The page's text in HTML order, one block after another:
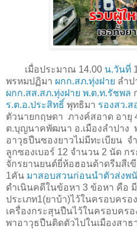
เมื่อประมาณ 14.00 น.วันที่
พรหมปฏิมา ผกก.สภ.ทุ่งฝาย ลำป
ผกก.สส.สภ.ทุ่งฝาย พ.ต.ท.รัชพล
ร.ต.อ.ประสิทธิ์ พุทธิมา รองสว.ส
ตัวนายกฤษดา ภางค์สอาด อายุ
ต.บุญนาคพัฒนา อ.เมืองลำปาง
อาวุธปืนซองยาวไม่มีทะเบียน
ลูกซองเบอร์ 12 จำนวน 2 นัด กร
จักรยานยนต์ยี่ห้อฮอนด้าดรีมสีเ
1คัน มาสอบสวนก่อนนำตัวส่งพ
ดำเนินคดีในข้อหา 3 ข้อหา คือ
ประเภท1(ยาบ้า)​ไว้ในครอบคร
เครื่องกระสุนปืนไว้ในครอบคร
พาอาวุธปืนติดตัวไปในเมืองสา